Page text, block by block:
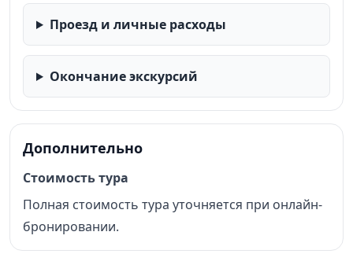
Проезд и личные расходы
Окончание экскурсий
Дополнительно
Стоимость тура
Полная стоимость тура уточняется при онлайн-
бронировании.